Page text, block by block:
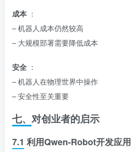
成本 ：
– 机器人成本仍然较高
– 大规模部署需要降低成本
安全 ：
– 机器人在物理世界中操作
– 安全性至关重要
七、对创业者的启示
7.1 利用Qwen-Robot开发应用